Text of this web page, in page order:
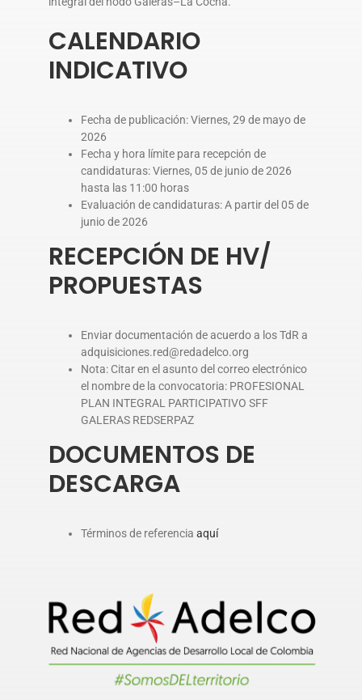
CALENDARIO
INDICATIVO
Fecha de publicación: Viernes, 29 de mayo de
2026
Fecha y hora límite para recepción de
candidaturas: Viernes, 05 de junio de 2026
hasta las 11:00 horas
Evaluación de candidaturas: A partir del 05 de
junio de 2026
RECEPCIÓN DE HV/
PROPUESTAS
Enviar documentación de acuerdo a los TdR a
adquisiciones.red@redadelco.org
Nota: Citar en el asunto del correo electrónico
el nombre de la convocatoria: PROFESIONAL
PLAN INTEGRAL PARTICIPATIVO SFF
GALERAS REDSERPAZ
DOCUMENTOS DE
DESCARGA
Términos de referencia aquí